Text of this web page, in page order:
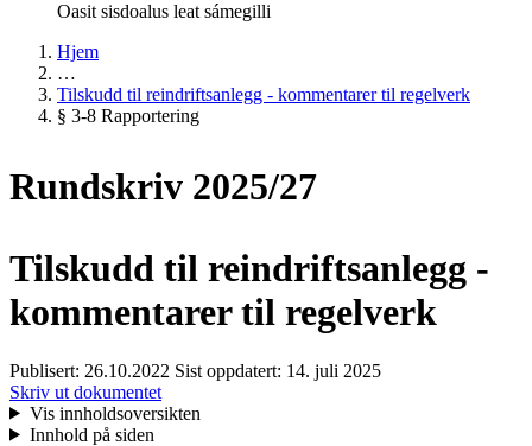
Oasit sisdoalus leat sámegilli
Hjem
…
Tilskudd til reindriftsanlegg - kommentarer til regelverk
§ 3-8 Rapportering
Rundskriv 2025/27
Tilskudd til reindriftsanlegg -
kommentarer til regelverk
Publisert: 26.10.2022 Sist oppdatert: 14. juli 2025
Skriv ut dokumentet
Vis innholdsoversikten
Innhold på siden